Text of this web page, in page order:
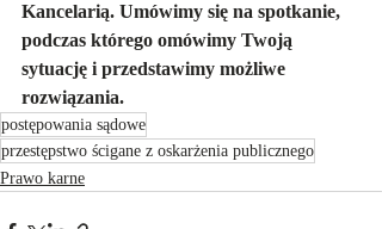
Kancelarią. Umówimy się na spotkanie,
podczas którego omówimy Twoją
sytuację i przedstawimy możliwe
rozwiązania.
postępowania sądowe
przestępstwo ścigane z oskarżenia publicznego
Prawo karne